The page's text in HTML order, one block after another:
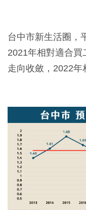
台中市新生活圈，
2021年相對適合
走向收斂，2022年